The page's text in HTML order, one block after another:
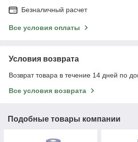
Безналичный расчет
Все условия оплаты
Условия возврата
Возврат товара в течение 14 дней по
Все условия возврата
Подобные товары компании